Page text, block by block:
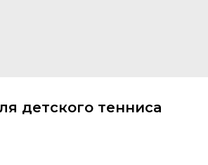
детского тенниса